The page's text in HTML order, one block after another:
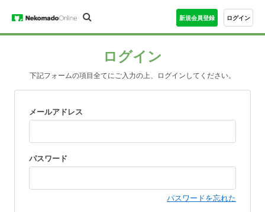
新規会員登録 ログイン
ログイン
下記フォームの項目全てにご入力の上、ログインしてください。
メールアドレス
パスワード
パスワードを忘れた